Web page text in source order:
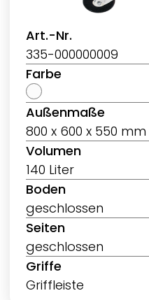
Art.-Nr.
335-000000009
Farbe
Außenmaße
800 x 600 x 550 mm
Volumen
140 Liter
Boden
geschlossen
Seiten
geschlossen
Griffe
Griffleiste